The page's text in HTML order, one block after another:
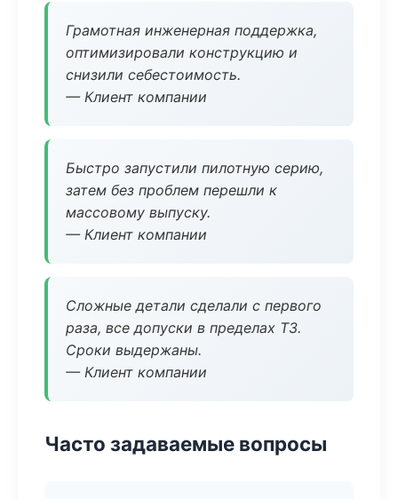
Грамотная инженерная поддержка,
оптимизировали конструкцию и
снизили себестоимость.
— Клиент компании
Быстро запустили пилотную серию,
затем без проблем перешли к
массовому выпуску.
— Клиент компании
Сложные детали сделали с первого
раза, все допуски в пределах ТЗ.
Сроки выдержаны.
— Клиент компании
Часто задаваемые вопросы